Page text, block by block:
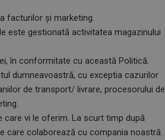
facturilor și marketing.
este gestionată activitatea magazinului
în conformitate cu această Politică.
dumneavoastră, cu exceptia cazurilor
de transport/ livrare, procesorului de
vi le oferim. La scurt timp după
care colaborează cu compania noastră.